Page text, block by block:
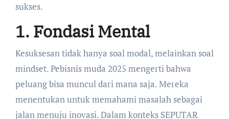
sukses.
1. Fondasi Mental
Kesuksesan tidak hanya soal modal, melainkan soal
mindset. Pebisnis muda 2025 mengerti bahwa
peluang bisa muncul dari mana saja. Mereka
menentukan untuk memahami masalah sebagai
jalan menuju inovasi. Dalam konteks SEPUTAR